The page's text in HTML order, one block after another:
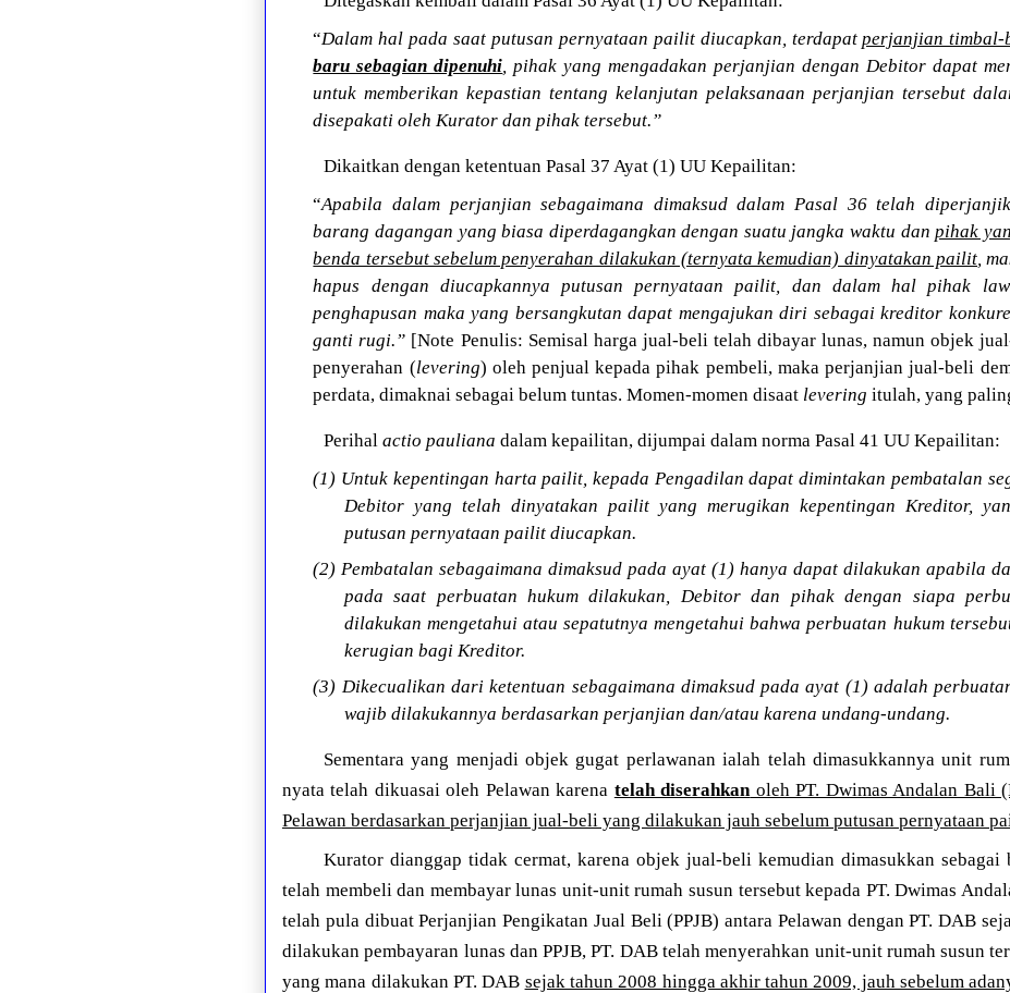
“Dalam hal pada saat putusan pernyataan pailit diucapkan, terdapatperjanjian
baru sebagian dipenuhi, pihak yang mengadakan perjanjian dengan Debitor dapat
untuk memberikan kepastian tentang kelanjutan pelaksanaan perjanjian tersebut
disepakati oleh Kurator dan pihak tersebut.”
Dikaitkan dengan ketentuan Pasal 37 Ayat (1) UU Kepailitan:
“Apabila dalam perjanjian sebagaimana dimaksud dalam Pasal 36 telah
barang dagangan yang biasa diperdagangkan dengan suatu jangka waktu danpihak
benda tersebut sebelum penyerahan dilakukan (ternyata kemudian) dinyatakan pailit,
hapus dengan diucapkannya putusan pernyataan pailit, dan dalam hal pihak
penghapusan maka yang bersangkutan dapat mengajukan diri sebagai kreditor
ganti rugi.” [Note Penulis: Semisal harga jual-beli telah dibayar lunas, namun objek
penyerahan (levering) oleh penjual kepada pihak pembeli, maka perjanjian jual-beli
perdata, dimaknai sebagai belum tuntas. Momen-momen disaat levering itulah, yang
Perihal actio pauliana dalam kepailitan, dijumpai dalam norma Pasal 41 UU Kepailitan:
(1) Untuk kepentingan harta pailit, kepada Pengadilan dapat dimintakan pembatalan
Debitor yang telah dinyatakan pailit yang merugikan kepentingan Kreditor,
putusan pernyataan pailit diucapkan.
(2) Pembatalan sebagaimana dimaksud pada ayat (1) hanya dapat dilakukan apabila
pada saat perbuatan hukum dilakukan, Debitor dan pihak dengan siapa
dilakukan mengetahui atau sepatutnya mengetahui bahwa perbuatan hukum
kerugian bagi Kreditor.
(3) Dikecualikan dari ketentuan sebagaimana dimaksud pada ayat (1) adalah
wajib dilakukannya berdasarkan perjanjian dan/atau karena undang-undang.
Sementara yang menjadi objek gugat perlawanan ialah telah dimasukkannya unit
nyata telah dikuasai oleh Pelawan karena telah diserahkanoleh PT. Dwimas Andalan Bali
Pelawan berdasarkan perjanjian jual-beli yang dilakukan jauh sebelum putusan pernyataan
Kurator dianggap tidak cermat, karena objek jual-beli kemudian dimasukkan sebagai
telah membeli dan membayar lunas unit-unit rumah susun tersebut kepada PT. Dwimas
telah pula dibuat Perjanjian Pengikatan Jual Beli (PPJB) antara Pelawan dengan PT. DAB
dilakukan pembayaran lunas dan PPJB, PT. DAB telah menyerahkan unit-unit rumah susun
yang mana dilakukan PT. DAB sejak tahun 2008 hingga akhir tahun 2009, jauh sebelum